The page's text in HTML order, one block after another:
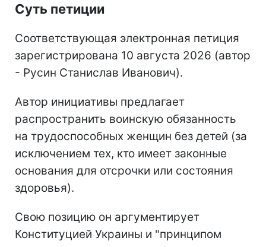
Суть петиции
Соответствующая электронная петиция
зарегистрирована 10 августа 2026 (автор
- Русин Станислав Иванович).
Автор инициативы предлагает
распространить воинскую обязанность
на трудоспособных женщин без детей (за
исключением тех, кто имеет законные
основания для отсрочки или состояния
здоровья).
Свою позицию он аргументирует
Конституцией Украины и "принципом